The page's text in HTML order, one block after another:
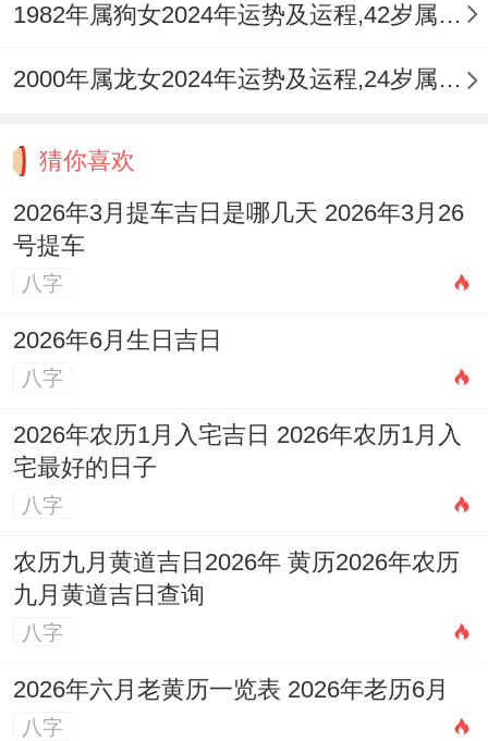
动...
这个八月就像精心调制的鸡尾酒，事业的火
~有有需要属蛇人用四十七年的人生阅历细
细品味.然而值得注意的是 当办公桌上的台
灯第N次亮到深夜.
字上下跳动。要记得真正的财富藏在知足常
乐的心态里...
带着祥安阁麟猴催吉吊坠赋予的从容、相信
你们能在忙碌同闲适间找到最佳平衡点- 让
1982年属狗女2024年运势及运程,42岁属狗人2024全年每月运势女性如何
2000年属龙女2024年运势及运程,24岁属龙人2024全年每月运势女性如何
猜你喜欢
2026年3月提车吉日是哪几天 2026年3月26
号提车
八字
2026年6月生日吉日
八字
2026年农历1月入宅吉日 2026年农历1月入
宅最好的日子
八字
农历九月黄道吉日2026年 黄历2026年农历
九月黄道吉日查询
八字
2026年六月老黄历一览表 2026年老历6月
八字